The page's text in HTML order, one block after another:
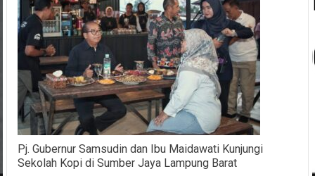
Pj. Gubernur Samsudin dan Ibu Maidawati Kunjungi
Sekolah Kopi di Sumber Jaya Lampung Barat